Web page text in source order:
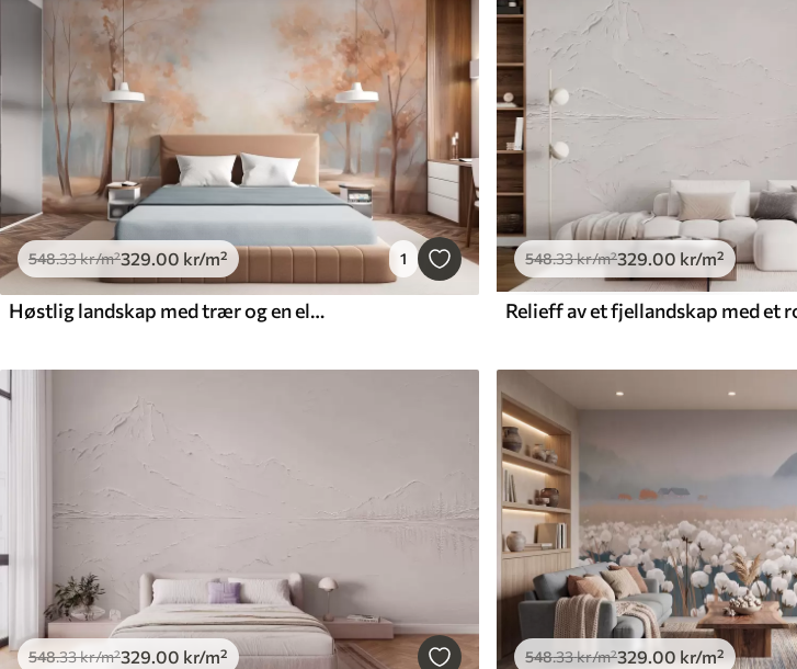
548.33kr/m²329 .00 kr/m² 1
Høstlig landskap med trær og en elv, myke farger, lys og luftig atmosfære, fredelig og rolig scene
548.33kr/m²329.00 kr/m²
548.33kr/m²329.00 kr/m² 548.33kr/m²329 .00 kr/m²